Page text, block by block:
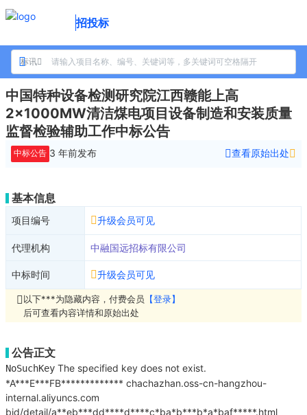
招投标
标讯
中国特种设备检测研究院江西赣能上高
2×1000MW清洁煤电项目设备制造和安装质量
监督检验辅助工作中标公告
中标公告 3 年前发布 查看原始出处
基本信息
项目编号 升级会员可见
代理机构 中融国远招标有限公司
中标时间 升级会员可见
以下***为隐藏内容，付费会员 【登录】
后可查看内容详情和原始出处
公告正文
NoSuchKey The specified key does not exist.
*A***E***FB************* chachazhan.oss-cn-hangzhou-
internal.aliyuncs.com
bid/detail/a**eb***dd****d****c*ba*b***b*a*baf*****.html